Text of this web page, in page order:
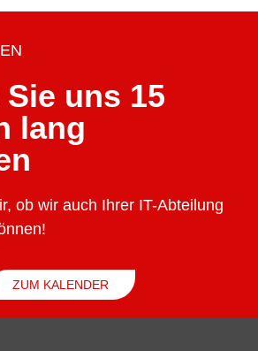
uns 15
lang
ob wir auch Ihrer IT-Abteilung
ZUM KALENDER